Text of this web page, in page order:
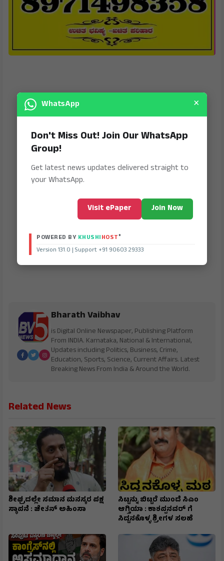
Bharath Vaibhav
is Digital Online Newspaper, Publishing Platform
From INDIA. Karnataka, National & International,
Updates including Politics, Business, Crime,
Education, Sports, Science, Current Affairs. Latest
Breaking News From India & Around the World.
Related News
ಶೀಘ್ರದಲ್ಲೇ ಸಮಾನ ಮನಸ್ಕರ ಪಕ್ಷ
ಸ್ಥಾಪನೆ : ಚೇತನ್ ಅಹಿಂಸಾ
ಸಿಟ್ಟನ್ನು ಬಿಟ್ಟರೆ ಮುಂದೆ ಸಿಎಂ
ಆಗ್ತಿಯಾ : ಕಾಶಪ್ಪನವರ್ ಗೆ
ಸಿದ್ದನಕೊಳ್ಳ ಶ್ರೀಗಳ ಸಲಹೆ
WhatsApp ×
Don't Miss Out! Join Our WhatsApp
Group!
Get latest news updates delivered straight to
your WhatsApp.
Visit ePaper Join Now
POWERED BY KHUSHIHOST®
Version 131.0 | Support +91 90603 29333